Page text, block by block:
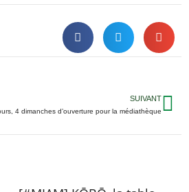
SUIVANT
4 dimanches d’ouverture pour la médiathèque